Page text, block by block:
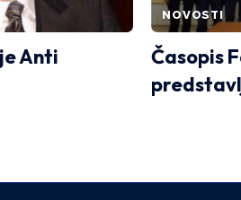
Anti
NOVOSTI
Časopis